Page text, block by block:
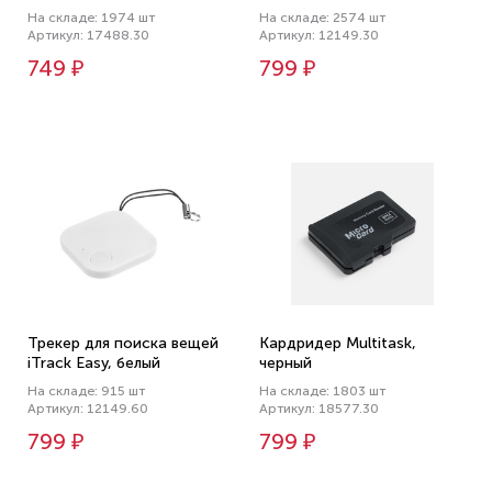
На складе: 1974 шт
Артикул: 17488.30
749 ₽
На складе: 2574 шт
Артикул: 12149.30
799 ₽
Трекер для поиска вещей
iTrack Easy, белый
На складе: 915 шт
Артикул: 12149.60
799 ₽
Кардридер Multitask,
черный
На складе: 1803 шт
Артикул: 18577.30
799 ₽